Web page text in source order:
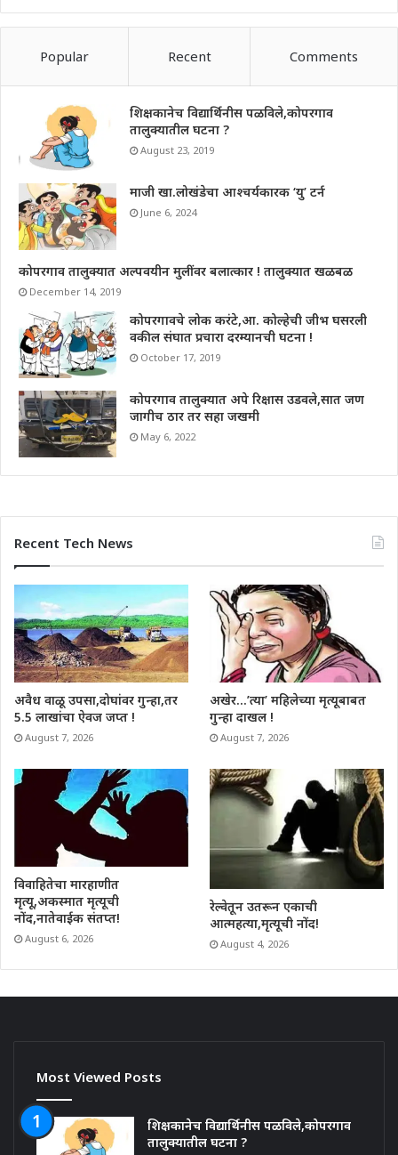
Popular Recent Comments
शिक्षकानेच विद्यार्थिनीस पळविले,कोपरगाव
तालुक्यातील घटना ?
August 23, 2019
माजी खा.लोखंडेचा आश्चर्यकारक ‘यु’ टर्न
June 6, 2024
कोपरगाव तालुक्यात अल्पवयीन मुलींवर बलात्कार ! तालुक्यात खळबळ
December 14, 2019
कोपरगावचे लोक करंटे,आ. कोल्हेची जीभ घसरली
वकील संघात प्रचारा दरम्यानची घटना !
October 17, 2019
कोपरगाव तालुक्यात अपे रिक्षास उडवले,सात जण
जागीच ठार तर सहा जखमी
May 6, 2022
Recent Tech News
अवैध वाळू उपसा,दोघांवर गुन्हा,तर
5.5 लाखांचा ऐवज जप्त !
August 7, 2026
अखेर…’त्या’ महिलेच्या मृत्यूबाबत
गुन्हा दाखल !
August 7, 2026
विवाहितेचा मारहाणीत
मृत्यू,अकस्मात मृत्यूची
नोंद,नातेवाईक संतप्त!
August 6, 2026
रेल्वेतून उतरून एकाची
आत्महत्या,मृत्यूची नोंद!
August 4, 2026
Most Viewed Posts
शिक्षकानेच विद्यार्थिनीस पळविले,कोपरगाव
तालुक्यातील घटना ?